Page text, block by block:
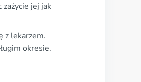
zażycie jej jak
z lekarzem.
okresie.